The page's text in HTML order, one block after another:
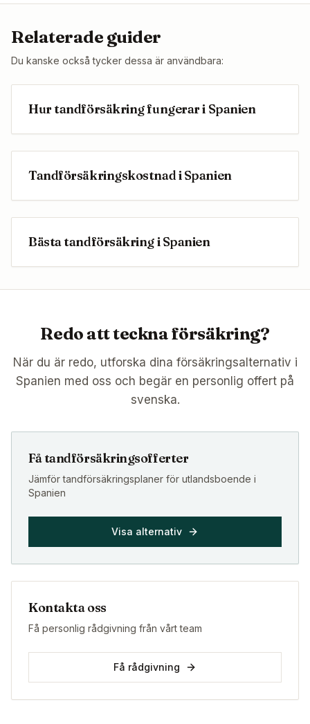
Relaterade guider
Du kanske också tycker dessa är användbara:
Hur tandförsäkring fungerar i Spanien
Tandförsäkringskostnad i Spanien
Bästa tandförsäkring i Spanien
Redo att teckna försäkring?
När du är redo, utforska dina försäkringsalternativ i
Spanien med oss och begär en personlig offert på
svenska.
Få tandförsäkringsofferter
Jämför tandförsäkringsplaner för utlandsboende i
Spanien
Visa alternativ
Kontakta oss
Få personlig rådgivning från vårt team
Få rådgivning